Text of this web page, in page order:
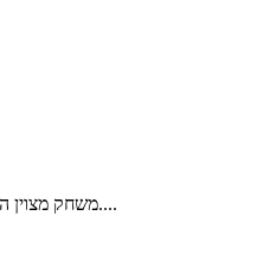
משחק מצוין העובד כמו שאר משחקי יהלומים המוכרים והטובים....